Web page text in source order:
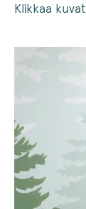
Klikkaa